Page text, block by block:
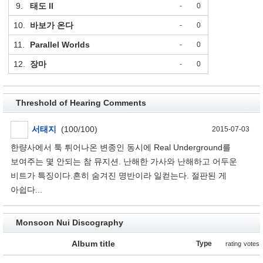
9. 태도 ll - 0
10. 바보가 온다 - 0
11. Parallel Worlds - 0
12. 장마 - 0
Threshold of Hearing Comments
서태지 (100/100) 2015-07-03
한량사에서 툭 튀어나온 변종인 동시에 Real Underground를
보여주는 몇 안되는 참 뮤지션. 난해한 가사와 난해하고 어두운
비트가 특징이다.흔히 숨겨진 명반이라 일컫는다. 절판된 게
아쉽다...
Monsoon Nui Discography
Album title Type rating votes